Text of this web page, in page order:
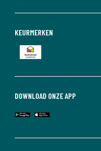
DOWNLOAD ONZE APP
KEURMERKEN